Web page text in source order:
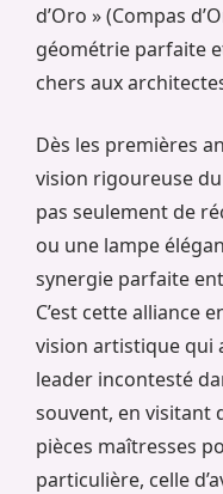
d’Oro » (Compas
géométrie parfaite
chers aux
Dès les premières
vision rigoureuse du
pas seulement de
ou une lampe
synergie parfaite
C’est cette alliance
vision artistique qui
leader incontesté
souvent, en visitant
pièces maîtresses
particulière, celle